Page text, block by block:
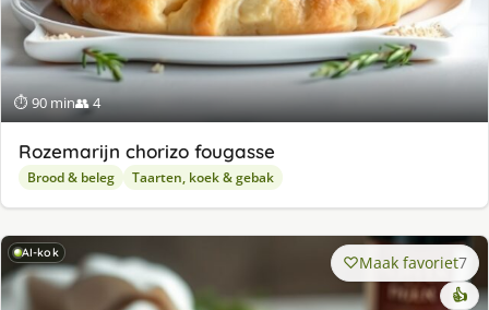
⏱ 90 min👥 4
Rozemarijn chorizo fougasse
Brood & beleg Taarten, koek & gebak
AI-kok Maak favoriet7
👍